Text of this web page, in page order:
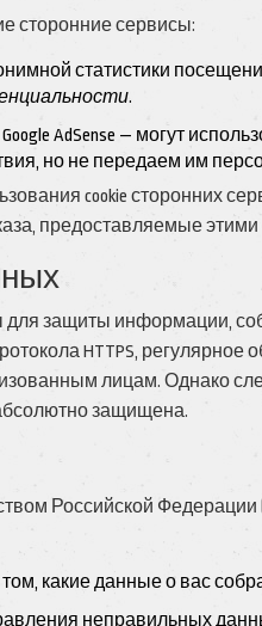
сторонние сервисы:
статистики
.
AdSense — могут
но не передаем им
cookie сторонних
предоставляемые
защиты информации,
HTTPS,
лицам. Однако
защищена.
Российской
какие данные о вас
неправильных